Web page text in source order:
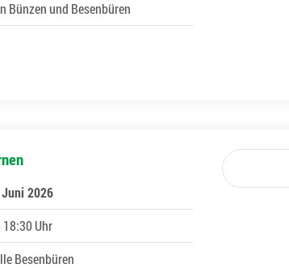
Bünzen und Besenbüren
2026
18:30 Uhr
Besenbüren